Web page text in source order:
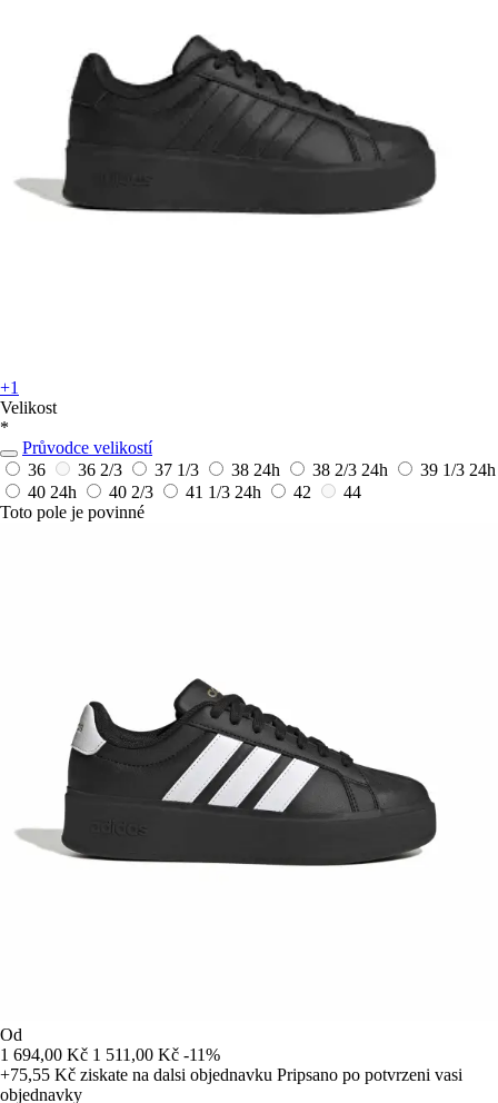
+1
Velikost
*
Průvodce velikostí
36
36 2/3 37 1/3 38 24h 38 2/3 24h 39 1/3 24h
40 24h 40 2/3 41 1/3 24h 42
44
Toto pole je povinné
Od
1 694,00 Kč 1 511,00 Kč -11%
+75,55 Kč ziskate na dalsi objednavku Pripsano po potvrzeni vasi
objednavky